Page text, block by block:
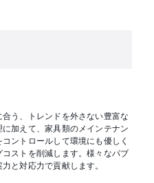
う、トレンドを外さない豊富な
加えて、家具類のメインテナン
ントロールして環境にも優しく
ストを削減します。様々なパブ
と対応力で貢献します。